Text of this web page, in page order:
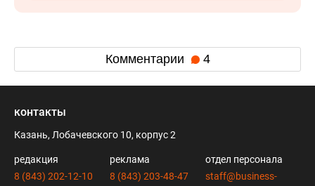
Комментарии 4
контакты
Казань, Лобачевского 10, корпус 2
редакция
8 (843) 202-12-10
реклама
8 (843) 203-48-47
отдел персонала
staff@business-